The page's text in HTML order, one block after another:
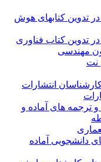
تدوین کتابهای هوش
تدوین کتاب فناوری
مهندسی
نت
انتشارات
ترجمه های آماده و
دانشجویی آماده